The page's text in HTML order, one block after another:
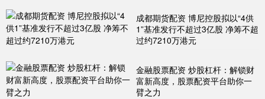
成都期货配资 博尼控股拟以“4供
1”基准发行不超过3亿股 净筹不超
过约7210万港元
金融股票配资 炒股杠杆：解锁财
富新高度，股票配资平台助你一
臂之力